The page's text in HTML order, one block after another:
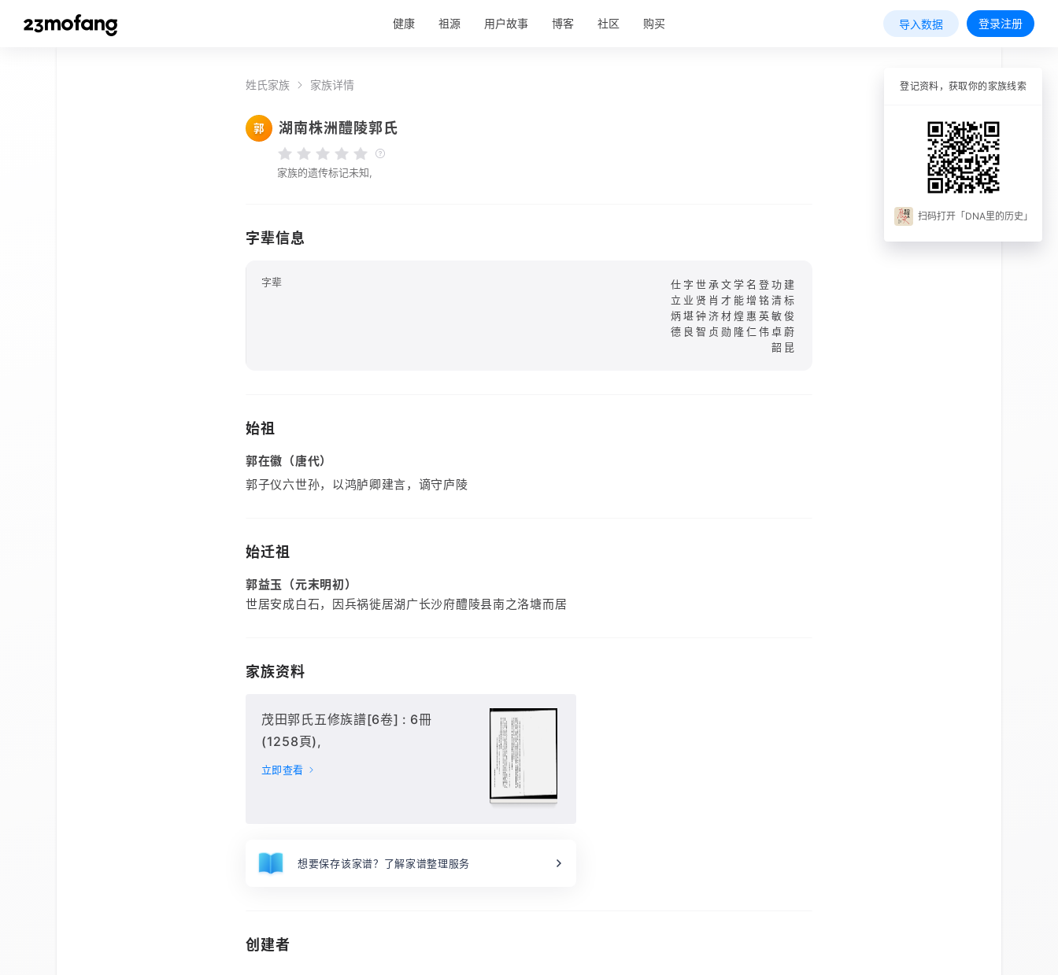
健康 祖源 用户故事 博客 社区 购买 导入数据 登录注册
姓氏家族 家族详情
郭 湖南株洲醴陵郭氏
家族的遗传标记未知,
字辈信息
字辈
仕字世承文学名登功建
立业贤肖才能增铭清标
炳堪钟济材煌惠英敏俊
德良智贞勋隆仁伟卓蔚
韶昆
始祖
郭在徽（唐代）
郭子仪六世孙，以鸿胪卿建言，谪守庐陵
始迁祖
郭益玉（元末明初）
世居安成白石，因兵祸徙居湖广长沙府醴陵县南之洛塘而居
家族资料
茂田郭氏五修族譜[6卷] : 6冊
(1258頁),
立即查看
想要保存该家谱？了解家谱整理服务
创建者
登记资料，获取你的家族线索
扫码打开「DNA里的历史」